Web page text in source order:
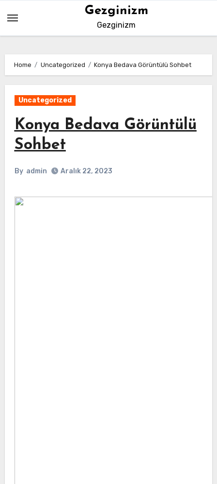
content
Gezginizm
Gezginizm
Home Uncategorized Konya Bedava Görüntülü Sohbet
Uncategorized
Konya Bedava Görüntülü
Sohbet
By admin Aralık 22, 2023